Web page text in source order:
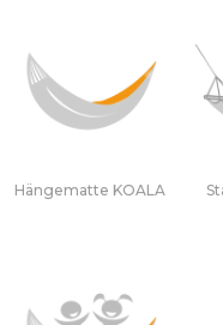
Hängematte KOALA